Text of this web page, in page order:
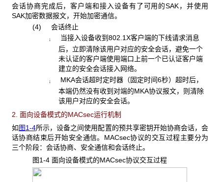
会话协商完成后，客户端和接入设备有了可用的SAK，并使用
SAK加密数据报文，开始加密通信。
(4) 会话终止
¡
当接入设备收到802.1X客户端的下线请求消息
后，立即清除该用户对应的安全会话，避免一个
未认证的客户端使用端口上前一个已认证客户端
建立的安全会话接入网络。
¡
MKA会话超时定时器（固定时间6秒）超时后，
本端仍然没有收到对端的MKA协议报文，则清除
该用户对应的安全会话。
2. 面向设备模式的MACsec运行机制
如图1-4所示，设备之间使用配置的预共享密钥开始协商会话，会
话协商结束后开始安全通信。MACsec协议的交互过程主要分为
三个阶段：会话协商、安全通信和会话终止。
图1-4 面向设备模式的MACsec协议交互过程